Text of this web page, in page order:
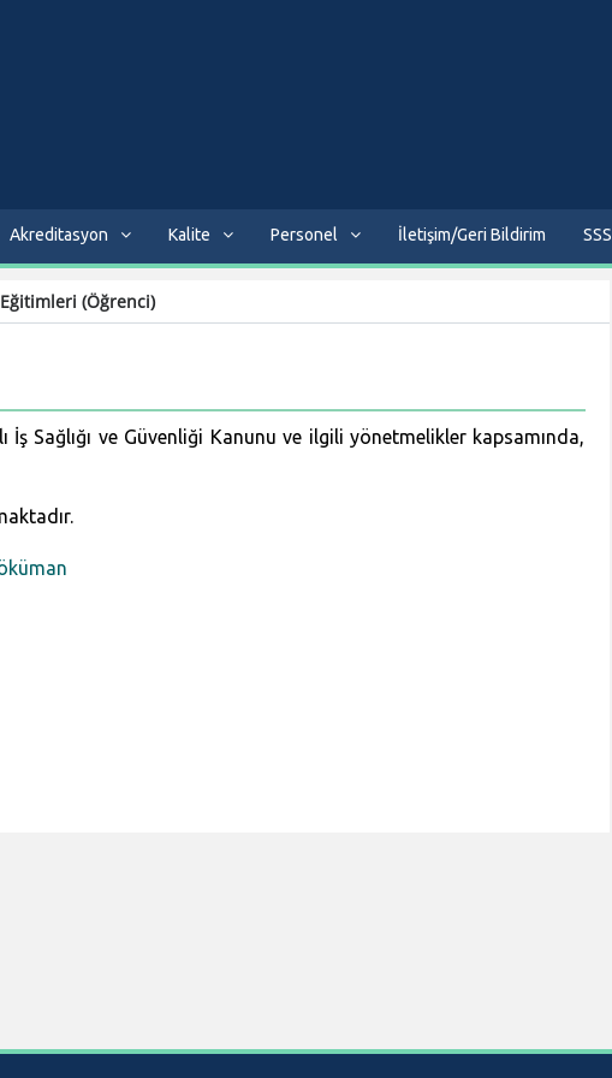
Akreditasyon Kalite Personel İletişim/Geri Bildirim SSS
(Öğrenci)
Sağlığı ve Güvenliği Kanunu ve ilgili yönetmelikler kapsamında,